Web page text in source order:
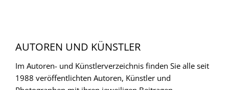
AUTOREN UND KÜNSTLER
Im Autoren- und Künstlerverzeichnis finden Sie alle seit
1988 veröffentlichten Autoren, Künstler und